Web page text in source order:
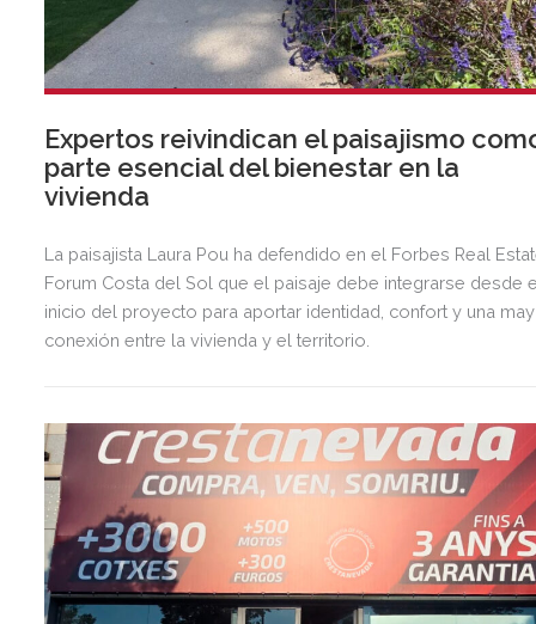
Expertos reivindican el paisajismo
parte esencial del bienestar en la
vivienda
La paisajista Laura Pou ha defendido en el Forbes Real
Forum Costa del Sol que el paisaje debe integrarse desde
inicio del proyecto para aportar identidad, confort y una
conexión entre la vivienda y el territorio.